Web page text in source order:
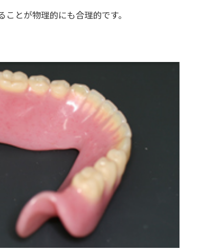
とが物理的にも合理的です。